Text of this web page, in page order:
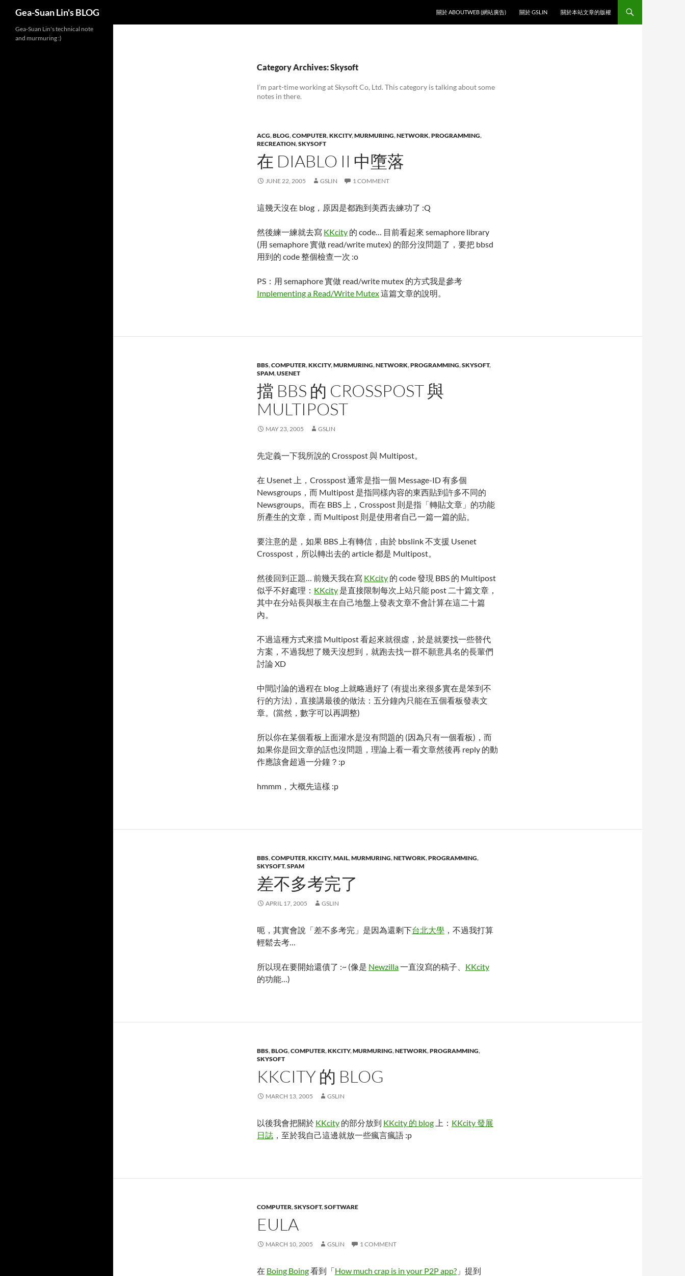
Gea-Suan Lin's BLOG
關於 ABOUTWEB (網站廣告)
關於 GSLIN 關於本站文章的版權
Category Archives: Skysoft
I’m part-time working at Skysoft Co, Ltd. This category is talking about some
notes in there.
ACG,BLOG,COMPUTER,KKCITY,MURMURING,NETWORK,PROGRAMMING,
RECREATION,SKYSOFT
在 DIABLO II 中墮落
JUNE 22, 2005 GSLIN 1 COMMENT
這幾天沒在 blog，原因是都跑到美西去練功了 :Q
然後練一練就去寫 KKcity 的 code… 目前看起來 semaphore library
(用 semaphore 實做 read/write mutex) 的部分沒問題了，要把 bbsd
用到的 code 整個檢查一次 :o
PS：用 semaphore 實做 read/write mutex 的方式我是參考
Implementing a Read/Write Mutex這篇文章的說明。
BBS,COMPUTER,KKCITY,MURMURING,NETWORK,PROGRAMMING,SKYSOFT,
SPAM,USENET
擋 BBS 的 CROSSPOST 與
MULTIPOST
MAY 23, 2005 GSLIN
先定義一下我所說的 Crosspost 與 Multipost。
在 Usenet 上，Crosspost 通常是指一個 Message-ID 有多個
Newsgroups，而 Multipost 是指同樣內容的東西貼到許多不同的
Newsgroups。而在 BBS 上，Crosspost 則是指「轉貼文章」的功能
所產生的文章，而 Multipost 則是使用者自己一篇一篇的貼。
要注意的是，如果 BBS 上有轉信，由於 bbslink 不支援 Usenet
Crosspost，所以轉出去的 article 都是 Multipost。
然後回到正題… 前幾天我在寫 KKcity 的 code 發現 BBS 的 Multipost
似乎不好處理： KKcity 是直接限制每次上站只能 post 二十篇文章，
其中在分站長與板主在自己地盤上發表文章不會計算在這二十篇
內。
不過這種方式來擋 Multipost 看起來就很虛，於是就要找一些替代
方案，不過我想了幾天沒想到，就跑去找一群不願意具名的長輩們
討論 XD
中間討論的過程在 blog 上就略過好了 (有提出來很多實在是笨到不
行的方法)，直接講最後的做法：五分鐘內只能在五個看板發表文
章。(當然，數字可以再調整)
所以你在某個看板上面灌水是沒有問題的 (因為只有一個看板)，而
如果你是回文章的話也沒問題，理論上看一看文章然後再 reply 的動
作應該會超過一分鐘？:p
hmmm，大概先這樣 :p
BBS,COMPUTER,KKCITY,MAIL,MURMURING,NETWORK,PROGRAMMING,
SKYSOFT,SPAM
差不多考完了
APRIL 17, 2005 GSLIN
呃，其實會說「差不多考完」是因為還剩下台北大學 ，不過我打算
輕鬆去考…
所以現在要開始還債了 :~ (像是 Newzilla一直沒寫的稿子、 KKcity
的功能…)
BBS,BLOG,COMPUTER,KKCITY,MURMURING,NETWORK,PROGRAMMING,
SKYSOFT
KKCITY 的 BLOG
MARCH 13, 2005 GSLIN
以後我會把關於 KKcity 的部分放到 KKcity 的 blog 上： KKcity 發展
日誌 ，至於我自己這邊就放一些瘋言瘋語 :p
COMPUTER,SKYSOFT,SOFTWARE
EULA
MARCH 10, 2005 GSLIN 1 COMMENT
在 Boing Boing看到「How much crap is in your P2P app? 」提到
Gea-Suan Lin's technical note
and murmuring :)